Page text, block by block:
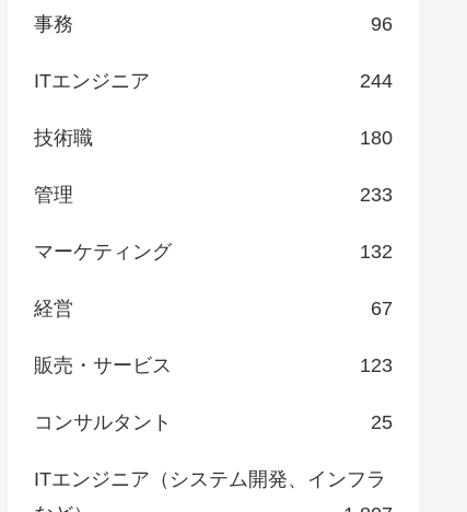
事務 96
ITエンジニア 244
技術職 180
管理 233
マーケティング 132
経営 67
販売・サービス 123
コンサルタント 25
ITエンジニア（システム開発、インフラ